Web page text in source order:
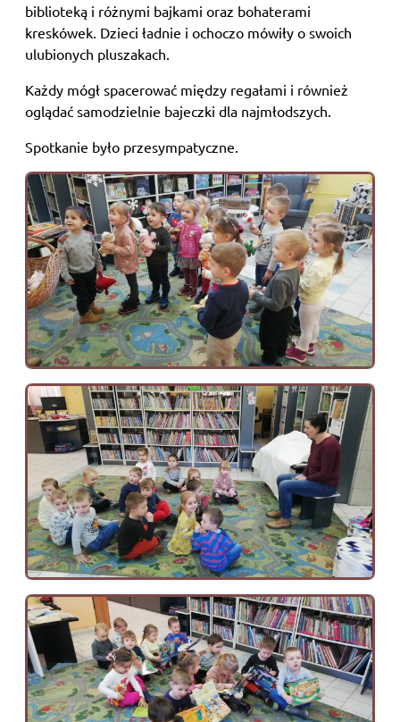
biblioteką i różnymi bajkami oraz bohaterami
kreskówek. Dzieci ładnie i ochoczo mówiły o swoich
ulubionych pluszakach.
Każdy mógł spacerować między regałami i również
oglądać samodzielnie bajeczki dla najmłodszych.
Spotkanie było przesympatyczne.